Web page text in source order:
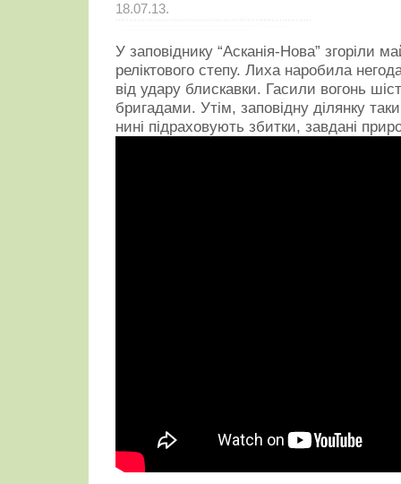
18.07.13.
У заповіднику “Асканія-Нова” згоріли
реліктового степу. Лиха наробила
від удару блискавки. Гасили вогонь
бригадами. Утім, заповідну ділянку
нині підраховують збитки, завдані